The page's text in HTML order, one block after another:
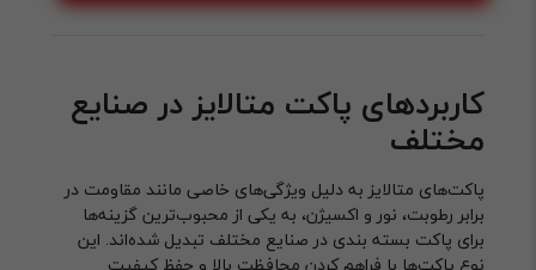
کاربردهای پاکت متالایز در صنایع
مختلف
پاکت‌های متالایز به دلیل ویژگی‌های خاصی مانند مقاومت در
برابر رطوبت، نور و اکسیژن، به یکی از محبوب‌ترین گزینه‌ها
برای پاکت بسته بندی در صنایع مختلف تبدیل شده‌اند. این